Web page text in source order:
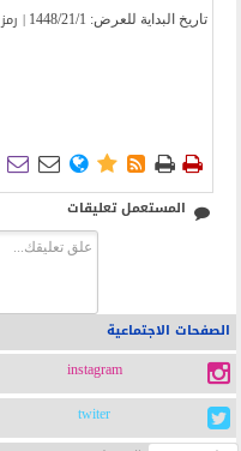
تاریخ البدایة للعرض: 1448/21/1 | رمز
      
المستعمل تعليقات
الصفحات الاجتماعية
instagram
twiter